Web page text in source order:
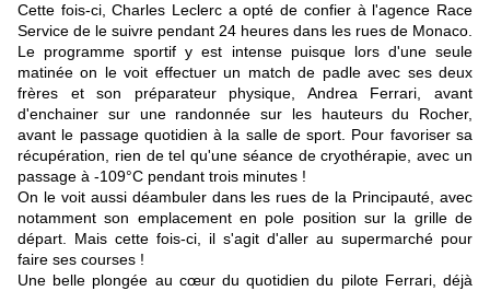
Cette fois-ci, Charles Leclerc a opté de confier à l'agence Race
Service de le suivre pendant 24 heures dans les rues de Monaco.
Le programme sportif y est intense puisque lors d'une seule
matinée on le voit effectuer un match de padle avec ses deux
frères et son préparateur physique, Andrea Ferrari, avant
d'enchainer sur une randonnée sur les hauteurs du Rocher,
avant le passage quotidien à la salle de sport. Pour favoriser sa
récupération, rien de tel qu'une séance de cryothérapie, avec un
passage à -109°C pendant trois minutes !
On le voit aussi déambuler dans les rues de la Principauté, avec
notamment son emplacement en pole position sur la grille de
départ. Mais cette fois-ci, il s'agit d'aller au supermarché pour
faire ses courses !
Une belle plongée au cœur du quotidien du pilote Ferrari, déjà